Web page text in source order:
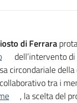
di Ferrara
dell’intervento
circondariale
tra i
, la scelta del